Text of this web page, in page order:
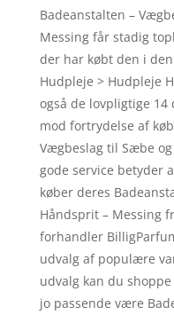
Badeanstalten –
Messing får stadig
der har købt den i
Hudpleje > Hudpleje
også de lovpligtige
mod fortrydelse af
Vægbeslag til Sæbe
gode service betyder
køber deres
Håndsprit – Messing
forhandler
udvalg af populære
udvalg kan du
jo passende være